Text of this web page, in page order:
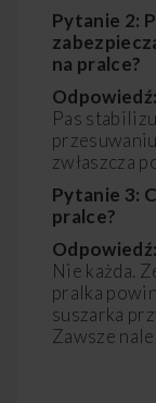
Pytanie 2:
na pralce?
Odpowiedź:
Pas
zwłaszcza
Pytanie 3:
pralce?
Odpowiedź:
Nie każda.
pralka
suszarka
Zawsze